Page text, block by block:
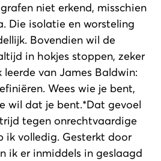
niet erkend, misschien
Die isolatie en worsteling
Bovendien wil de
in hokjes stoppen, zeker
leerde van James Baldwin:
Wees wie je bent,
wil dat je bent.*Dat gevoel
tegen onrechtvaardige
ik volledig. Gesterkt door
ik er inmiddels in geslaagd